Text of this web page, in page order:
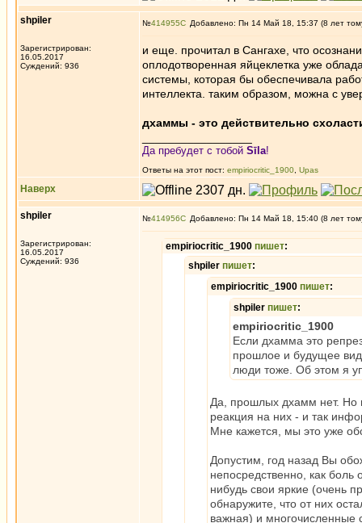
shpiler
Зарегистрирован:
16.05.2017
Суждений: 936
№414955 Добавлено: Пн 14 Май 18, 15:37 (8 лет
и еще. прочитал в Сангахе, что
оплодотворенная яйцеклетка уже
системы, которая бы обеспечивала
интеллекта. таким образом, можна с
дхаммы - это действительно
Да пребудет с тобой Sīla!
Ответы на этот пост: empiriocritic_1900 Upas
Наверх
shpiler
Зарегистрирован:
16.05.2017
Суждений: 936
№414956 Добавлено: Пн 14 Май 18, 15:40 (8 лет
empiriocritic_1900 пишет:
shpiler пишет:
empiriocritic_1900 пишет:
shpiler пишет:
empiriocritic_1900
Если дхамма это
прошлое и будущее
люди тоже. Об этом я
Да, прошлых дхамм нет. Но
реакция на них - и так
Мне кажется, мы это уже
Допустим, год назад Вы
непосредственно, как
нибудь свои яркие (очень
обнаружите, что от них
важная) и многочисленные